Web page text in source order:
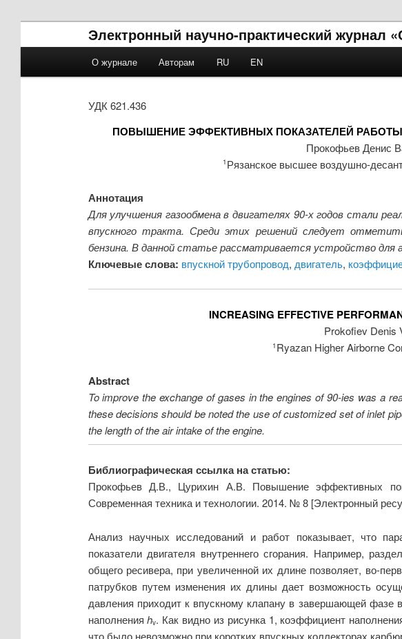
Электронный научно-практический журнал
Skip to primary content
Skip to secondary content
О журнале Авторам RU EN
УДК 621.436
ПОВЫШЕНИЕ ЭФФЕКТИВНЫХ ПОКАЗАТЕЛЕЙ
Прокофьев Денис
1 Рязанское высшее воздушно-
Аннотация
Для улучшения газообмена в двигателях 90-х годов стали
впускного тракта. Среди этих решений следует
бензина. В данной статье рассматривается устройство для
Ключевые слова: впускной трубопровод, двигатель,
INCREASING EFFECTIVE
Prokofiev Denis
1 Ryazan Higher Airborne
Abstract
To improve the exchange of gases in the engines of 90-ies was a
these decisions should be noted the use of customized set of inlet
the length of the air intake of the engine.
Библиографическая ссылка на статью:
Прокофьев Д.В., Цурихин А.В. Повышение эффективных
Современная техника и технологии. 2014. № 8 [Электронный
Анализ научных исследований и работ показывает, что
показатели двигателя внутреннего сгорания. Например,
общего ресивера, при увеличенной их длине позволяет, во-
патрубков путем изменения их длины дает возможность
давления приходит к впускному клапану в завершающей
наполнения hv. Как видно из рисунка 1, коэффициент
что было невозможно при коротких впускных коллекторах